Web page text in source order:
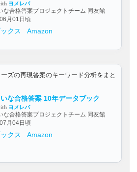
ヨメレバ
な合格答案プロジェクトチーム 同友館
月01日頃
クス Amazon
ズの再現答案のキーワード分析をまと
な合格答案 10年データブック
ヨメレバ
な合格答案プロジェクトチーム 同友館
月04日頃
クス Amazon